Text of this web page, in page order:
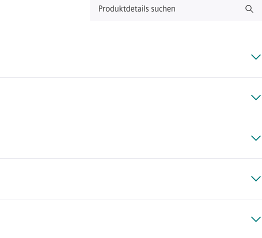
Produktdetails suchen